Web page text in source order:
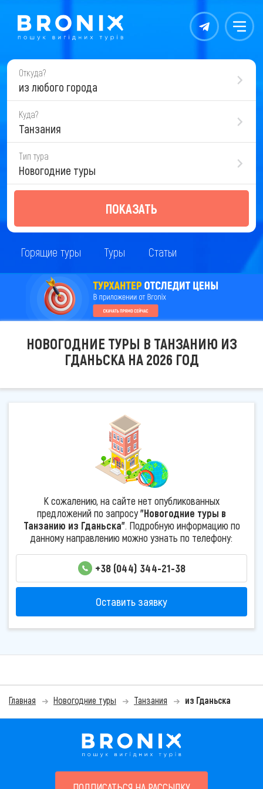
Контакты Меню
Откуда?
из любого города
Куда?
Танзания
Тип тура
Новогодние туры
ПОКАЗАТЬ
Горящие туры Туры Статьи
НОВОГОДНИЕ ТУРЫ В ТАНЗАНИЮ ИЗ
ГДАНЬСКА НА 2026 ГОД
К сожалению, на сайте нет опубликованных
предложений по запросу"Новогодние туры в
Танзанию из Гданьска". Подробную информацию по
данному направлению можно узнать по телефону:
+38 (044) 344-21-38
Оставить заявку
Главная Новогодние туры Танзания из Гданьска